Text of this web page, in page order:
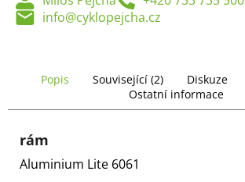
info@cyklopejcha.cz
Popis Související (2) Diskuze
Ostatní informace
rám
Aluminium Lite 6061